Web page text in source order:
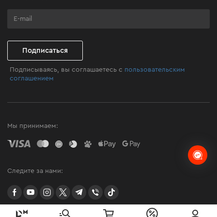
Клуб мастерства
Подписаться
Подписываясь, вы соглашаетесь с пользовательским
соглашением
Мы принимаем:
Следите за нами:
facebookyoutubeinstagramtwittertelegram
Viber TikTok